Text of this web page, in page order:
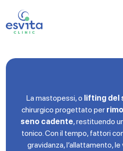
La mastopessi, o lifting del
chirurgico progettato per
seno cadente, restituendo
tonico. Con il tempo, fattori
gravidanza, l’allattamento,